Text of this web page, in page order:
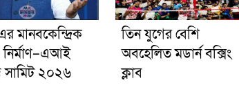
মানবকেন্দ্রিক
নির্মাণ–এআই
সামিট ২০২৬
তিন যুগের বেশি
অবহেলিত মডার্ন বক্সিং
ক্লাব